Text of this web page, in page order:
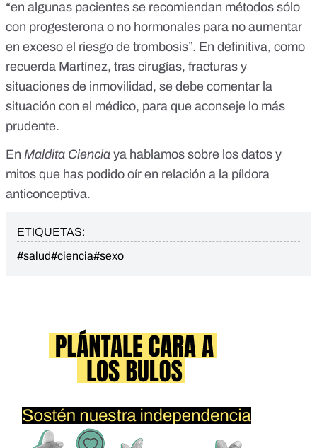
“en algunas pacientes se recomiendan métodos sólo
con progesterona o no hormonales para no aumentar
en exceso el riesgo de trombosis”. En definitiva, como
recuerda Martínez, tras cirugías, fracturas y
situaciones de inmovilidad, se debe comentar la
situación con el médico, para que aconseje lo más
prudente.
En Maldita Ciencia ya hablamos sobre los datos y
mitos que has podido oír en relación a la píldora
anticonceptiva.
ETIQUETAS:
#salud#ciencia#sexo